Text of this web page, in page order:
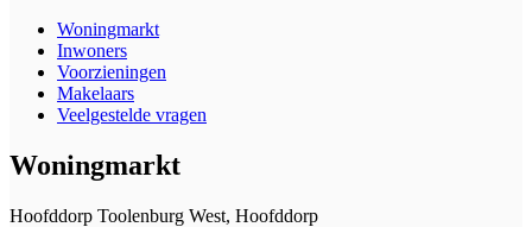
Woningmarkt
Inwoners
Voorzieningen
Makelaars
Veelgestelde vragen
Woningmarkt
Hoofddorp Toolenburg West, Hoofddorp